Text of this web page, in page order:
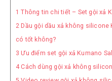
1 Thông tin chi tiết – Set gội xả
2 Dầu gội dầu xả không silicone
có tốt không?
3 Ưu điểm set gội xả Kumano
4Cách dùng gội xả không